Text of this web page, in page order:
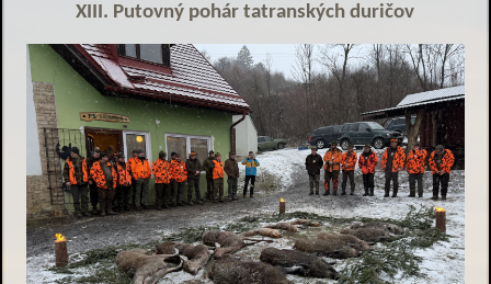
XIII. Putovný pohár tatranských duričov